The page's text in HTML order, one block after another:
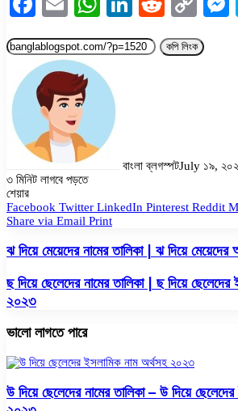
কপি লিংক
বাংলা ব্লগস্পটJuly ১৯,
৩ মিনিট লাগবে পড়তে
Facebook
Twitter
LinkedIn
Pinterest
Messenger
Messenger
WhatsApp
শেয়ার
Facebook Twitter LinkedIn Pinterest Reddit
Share via Email Print
ঝ দিয়ে মেয়েদের নামের তালিকা | ঝ দিয়ে
ছ দিয়ে ছেলেদের নামের তালিকা | ছ দিয়ে
২০২৩
ভালো লাগতে পারে
উ দিয়ে ছেলেদের নামের তালিকা – উ দিয়ে ছেলেদের